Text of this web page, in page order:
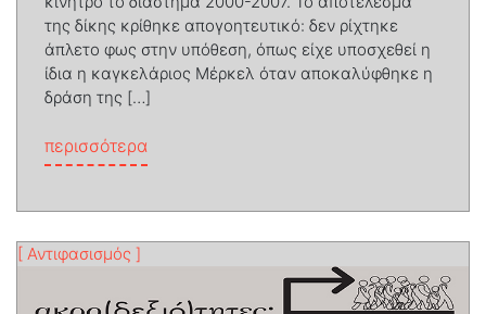
της δίκης κρίθηκε απογοητευτικό: δεν ρίχτηκε
άπλετο φως στην υπόθεση, όπως είχε υποσχεθεί η
ίδια η καγκελάριος Μέρκελ όταν αποκαλύφθηκε η
δράση της […]
περισσότερα
[ Αντιφασισμός ]